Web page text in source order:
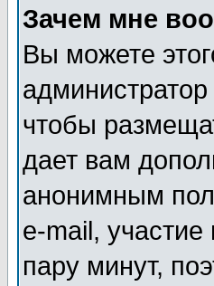
Зачем мне
Вы можете
чтобы
дает вам
анонимным
e-mail, участие
пару минут,